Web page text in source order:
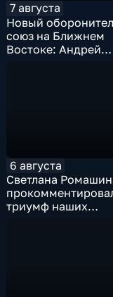
7 августа
Новый
союз на Ближнем
Востоке: Андрей
6 августа
Светлана
триумф наших